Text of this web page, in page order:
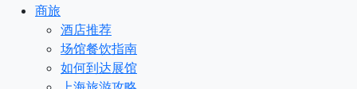
商旅
酒店推荐
场馆餐饮指南
如何到达展馆